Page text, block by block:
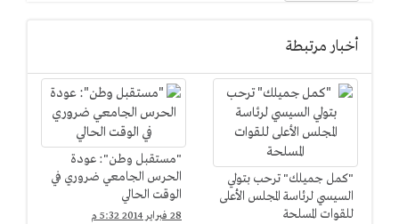
أخبار مرتبطة
"كمل جميلك" ترحب بتولي
السيسي لرئاسة المجلس الأعلى
للقوات المسلحة
"مستقبل وطن": عودة
الحرس الجامعي ضروري في
الوقت الحالي
28 فبراير 2014 5:32 م